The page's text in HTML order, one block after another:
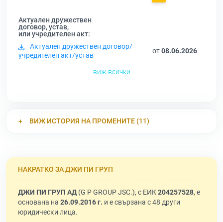
Актуален дружествен
договор, устав,
или учредителен акт:
Актуален дружествен договор/
учредителен акт/устав
от08.06.2026
виж всички
ВИЖ ИСТОРИЯ НА ПРОМЕНИТЕ (11)
НАКРАТКО ЗА ДЖИ ПИ ГРУП
ДЖИ ПИ ГРУП АД(G P GROUP JSC.), с ЕИК204257528, е
основана на 26.09.2016 г. и е свързана с 48 други
юридически лица.